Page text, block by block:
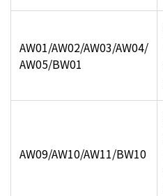
AW01/AW02/AW03/AW04/
AW05/BW01
AW09/AW10/AW11/BW10